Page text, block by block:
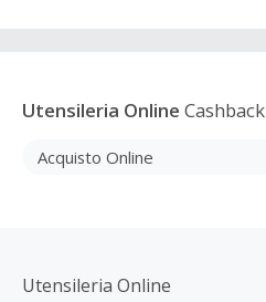
Utensileria Online Cashback
Acquisto Online
Utensileria Online